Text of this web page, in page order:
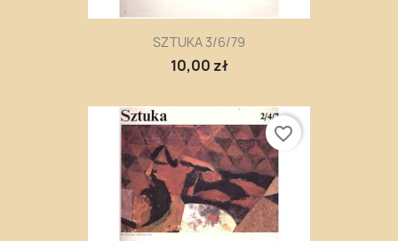
SZTUKA 3/6/79
10,00 zł
favorite_border